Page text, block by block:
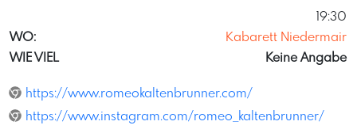
19:30
WO:
Kabarett Niedermair
WIE VIEL
Keine Angabe
https://www.romeokaltenbrunner.com/
https://www.instagram.com/romeo_kaltenbrunner/